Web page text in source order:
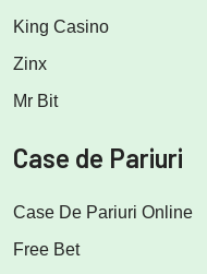
King Casino
Zinx
Mr Bit
Case de Pariuri
Case De Pariuri Online
Free Bet